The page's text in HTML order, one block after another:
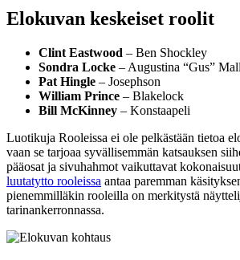
Elokuvan keskeiset roolit
Clint Eastwood – Ben Shockley
Sondra Locke – Augustina “Gus”
Pat Hingle – Josephson
William Prince – Blakelock
Bill McKinney – Konstaapeli
Luotikuja Rooleissa ei ole pelkästään tietoa
vaan se tarjoaa syvällisemmän katsauksen
pääosat ja sivuhahmot vaikuttavat
luutatytto rooleissa antaa paremman
pienemmilläkin rooleilla on merkitystä
tarinankerronnassa.